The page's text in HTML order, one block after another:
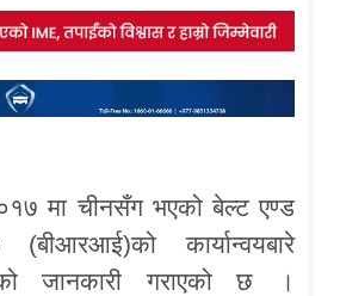
मा चीनसँग भएको बेल्ट एण्ड
(बीआरआई)को कार्यान्वयबारे
जानकारी गराएको छ ।